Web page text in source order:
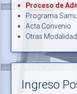
Proceso de
Programa
Acta Convenio
Otras
Ingreso